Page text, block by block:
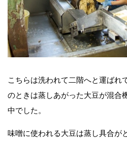
こちらは洗われて二階へと運ばれ
のときは蒸しあがった大豆が混合
中でした。
味噌に使われる大豆は蒸し具合が